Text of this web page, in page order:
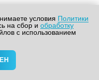
условия Политики
на сбор и обработку
с использованием